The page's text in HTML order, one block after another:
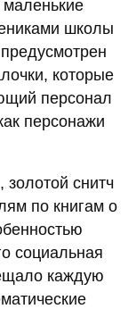
маленькие
школы
которые
персонал
персонажи
снитч
по книгам о
социальная
каждую